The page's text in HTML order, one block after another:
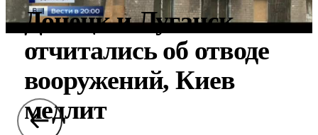
Донецк и Луганск
отчитались об отводе
вооружений, Киев
медлит